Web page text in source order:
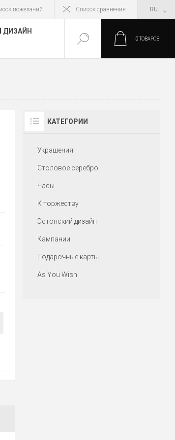
пожеланий Список сравнения
ДИЗАЙН
0ТОВАРОВ
КАТЕГОРИИ
Украшения
Столовое серебро
Часы
К торжеству
Эстонский дизайн
Кампании
Подарочные карты
As You Wish